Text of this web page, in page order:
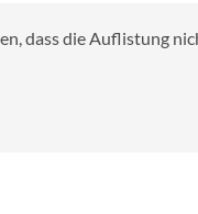
dass die Auflistung